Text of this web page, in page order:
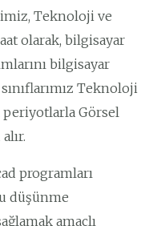
Teknoloji ve
olarak, bilgisayar
bilgisayar
Teknoloji
periyotlarla Görsel
programları
düşünme
amaçlı